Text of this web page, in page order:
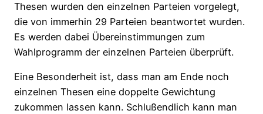
Thesen wurden den einzelnen Parteien vorgelegt,
die von immerhin 29 Parteien beantwortet wurden.
Es werden dabei Übereinstimmungen zum
Wahlprogramm der einzelnen Parteien überprüft.
Eine Besonderheit ist, dass man am Ende noch
einzelnen Thesen eine doppelte Gewichtung
zukommen lassen kann. Schlußendlich kann man